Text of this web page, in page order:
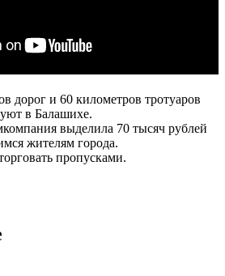
дорог и 60 километров тротуаров
в Балашихе.
выделила 70 тысяч рублей
жителям города.
пропусками.